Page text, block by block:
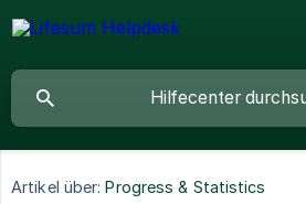
Artikel über: Progress & Statistics